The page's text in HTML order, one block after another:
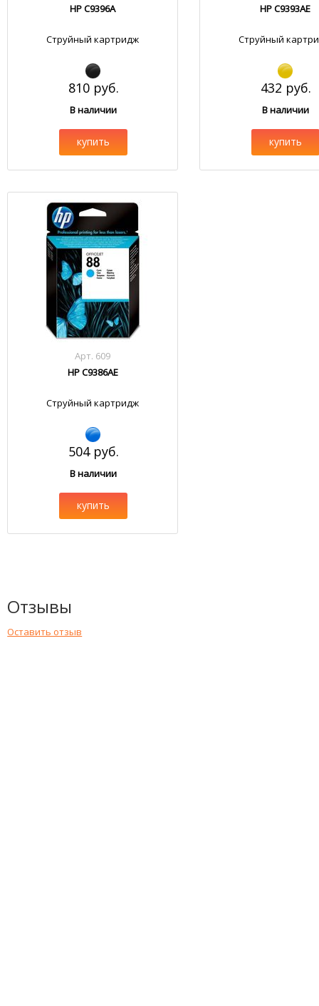
HP C9396A
Струйный картридж
810 руб.
В наличии
купить
HP C9393AE
Струйный
432 руб.
В наличии
купить
Арт. 609
HP C9386AE
Струйный картридж
504 руб.
В наличии
купить
Отзывы
Оставить отзыв